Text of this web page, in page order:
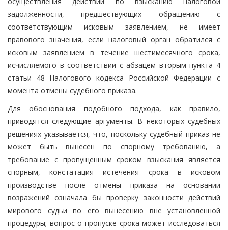
задолженности, предшествующих обращению с
соответствующим исковым заявлением, не имеет
правового значения, если налоговый орган обратился с
исковым заявлением в течение шестимесячного срока,
исчисляемого в соответствии с абзацем вторым пункта 4
статьи 48 Налогового кодекса Российской Федерации с
момента отмены судебного приказа.
Для обоснования подобного подхода, как правило,
приводятся следующие аргументы. В некоторых судебных
решениях указывается, что, поскольку судебный приказ не
может быть вынесен по спорному требованию, а
требование с пропущенным сроком взыскания является
спорным, констатация истечения срока в исковом
производстве после отмены приказа на основании
возражений означала бы проверку законности действий
мирового судьи по его вынесению вне установленной
процедуры; вопрос о пропуске срока может исследоваться